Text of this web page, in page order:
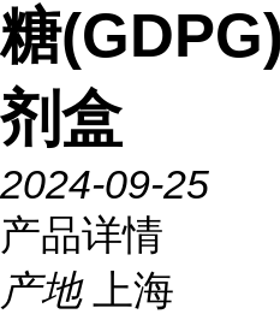
糖
剂盒
2024-09-25
产品详情
产地
上海